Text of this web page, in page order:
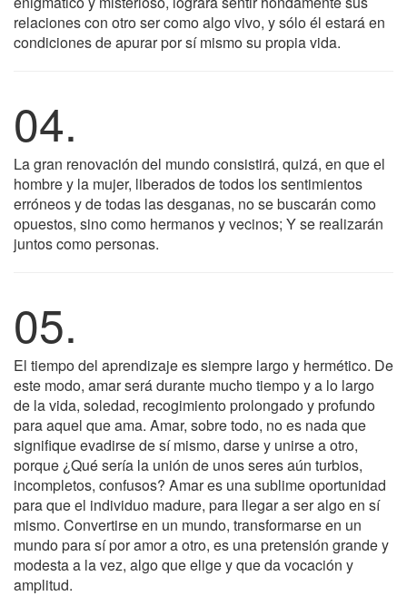
relaciones con otro ser como algo vivo, y sólo él estará en
condiciones de apurar por sí mismo su propia vida.
04.
La gran renovación del mundo consistirá, quizá, en que el
hombre y la mujer, liberados de todos los sentimientos
erróneos y de todas las desganas, no se buscarán como
opuestos, sino como hermanos y vecinos; Y se realizarán
juntos como personas.
05.
El tiempo del aprendizaje es siempre largo y hermético. De
este modo, amar será durante mucho tiempo y a lo largo
de la vida, soledad, recogimiento prolongado y profundo
para aquel que ama. Amar, sobre todo, no es nada que
signifique evadirse de sí mismo, darse y unirse a otro,
porque ¿Qué sería la unión de unos seres aún turbios,
incompletos, confusos? Amar es una sublime oportunidad
para que el individuo madure, para llegar a ser algo en sí
mismo. Convertirse en un mundo, transformarse en un
mundo para sí por amor a otro, es una pretensión grande y
modesta a la vez, algo que elige y que da vocación y
amplitud.